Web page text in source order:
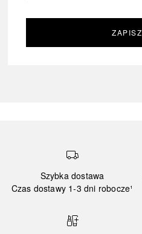
Szybka dostawa
Czas dostawy 1-3 dni robocze¹